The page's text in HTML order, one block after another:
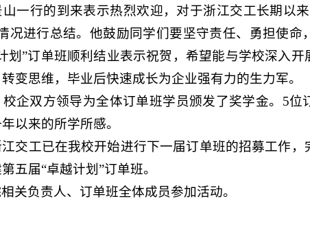
一行的到来表示热烈欢迎，对于浙江交工长期以
况进行总结。他鼓励同学们要坚守责任、勇担使命
划”订单班顺利结业表示祝贺，希望能与学校深入
变思维，毕业后快速成长为企业强有力的生力军。
企双方领导为全体订单班学员颁发了奖学金。5位
以来的所学所感。
交工已在我校开始进行下一届订单班的招募工作
五届“卓越计划”订单班。
关负责人、订单班全体成员参加活动。